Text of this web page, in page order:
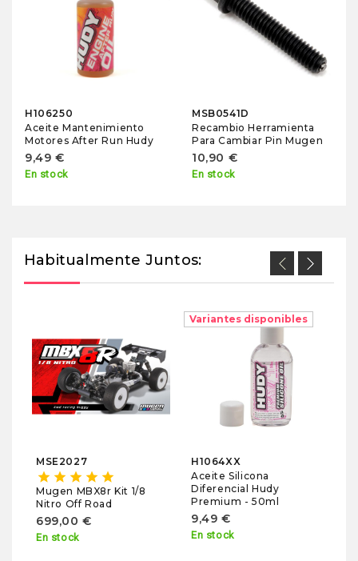
H106250
Aceite Mantenimiento
Motores After Run Hudy
9,49 €
En stock
MSB0541D
Recambio Herramienta
Para Cambiar Pin Mugen
10,90 €
En stock
Habitualmente Juntos:
MSE2027
star star star star star
Mugen MBX8r Kit 1/8
Nitro Off Road
699,00 €
En stock
Variantes disponibles
H1064XX
Aceite Silicona
Diferencial Hudy
Premium - 50ml
9,49 €
En stock